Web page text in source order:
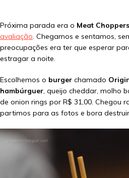
Próxima parada era o Meat Choppers
avaliação. Chegamos e sentamos,
preocupações era ter que esperar
estragar a noite.
Escolhemos o burger chamado
hambúrguer, queijo cheddar, molho
de onion rings por R$ 31,00. Chegou
partimos para as fotos e bora